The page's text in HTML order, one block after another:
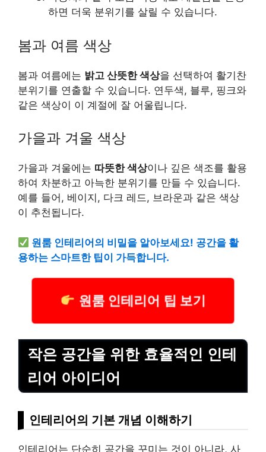
하면 더욱 분위기를 살릴 수 있습니다.
봄과 여름 색상
봄과 여름에는 밝고 산뜻한 색상을 선택하여 활기찬
분위기를 연출할 수 있습니다. 연두색, 블루, 핑크와
같은 색상이 이 계절에 잘 어울립니다.
가을과 겨울 색상
가을과 겨울에는 따뜻한 색상이나 깊은 색조를 활용
하여 차분하고 아늑한 분위기를 만들 수 있습니다.
예를 들어, 베이지, 다크 레드, 브라운과 같은 색상
이 추천됩니다.
원룸 인테리어의 비밀을 알아보세요! 공간을 활
용하는 스마트한 팁이 가득합니다.
원룸 인테리어 팁 보기
작은 공간을 위한 효율적인 인테
리어 아이디어
인테리어의 기본 개념 이해하기
인테리어는 단순히 공간을 꾸미는 것이 아니라, 사